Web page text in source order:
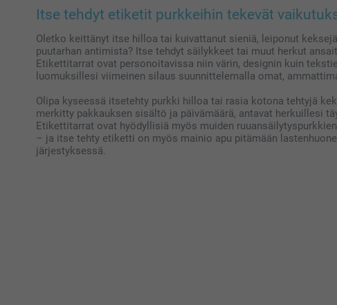
Itse tehdyt etiketit purkkeihin tekevät
Oletko keittänyt itse hilloa tai kuivattanut sieniä, leiponut
puutarhan antimista? Itse tehdyt säilykkeet tai muut herkut
Etikettitarrat ovat personoitavissa niin värin, designin kuin
luomuksillesi viimeinen silaus suunnittelemalla omat,
Olipa kyseessä itsetehty purkki hilloa tai rasia kotona tehtyjä
merkitty pakkauksen sisältö ja päivämäärä, antavat herkuillesi
Etikettitarrat ovat hyödyllisiä myös muiden
– ja itse tehty etiketti on myös mainio apu pitämään
järjestyksessä.